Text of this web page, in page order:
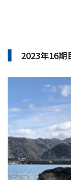
2023年16期